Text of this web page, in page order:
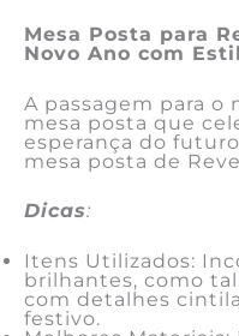
Mesa Posta para
Novo Ano com
A passagem para o
mesa posta que
esperança do
mesa posta de
Dicas:
Itens Utilizados:
brilhantes, como
com detalhes
festivo.